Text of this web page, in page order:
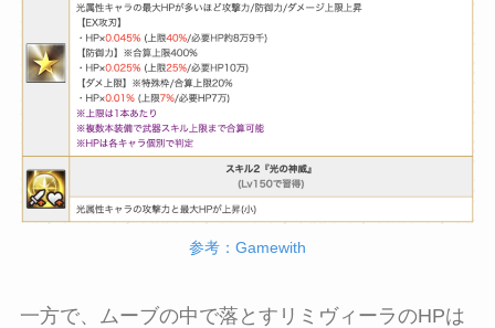
参考：Gamewith
一方で、ムーブの中で落とすリミヴィーラのHPは